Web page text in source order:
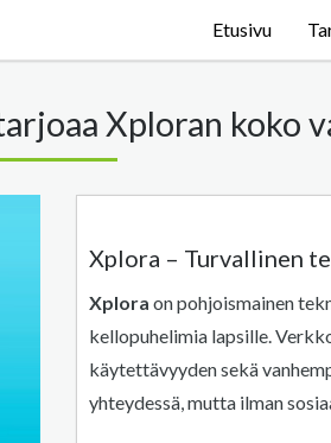
Etusivu
Xploran koko
Xplora – Turvallinen
Xplora on pohjoismainen
kellopuhelimia lapsille.
käytettävyyden sekä
yhteydessä, mutta ilman